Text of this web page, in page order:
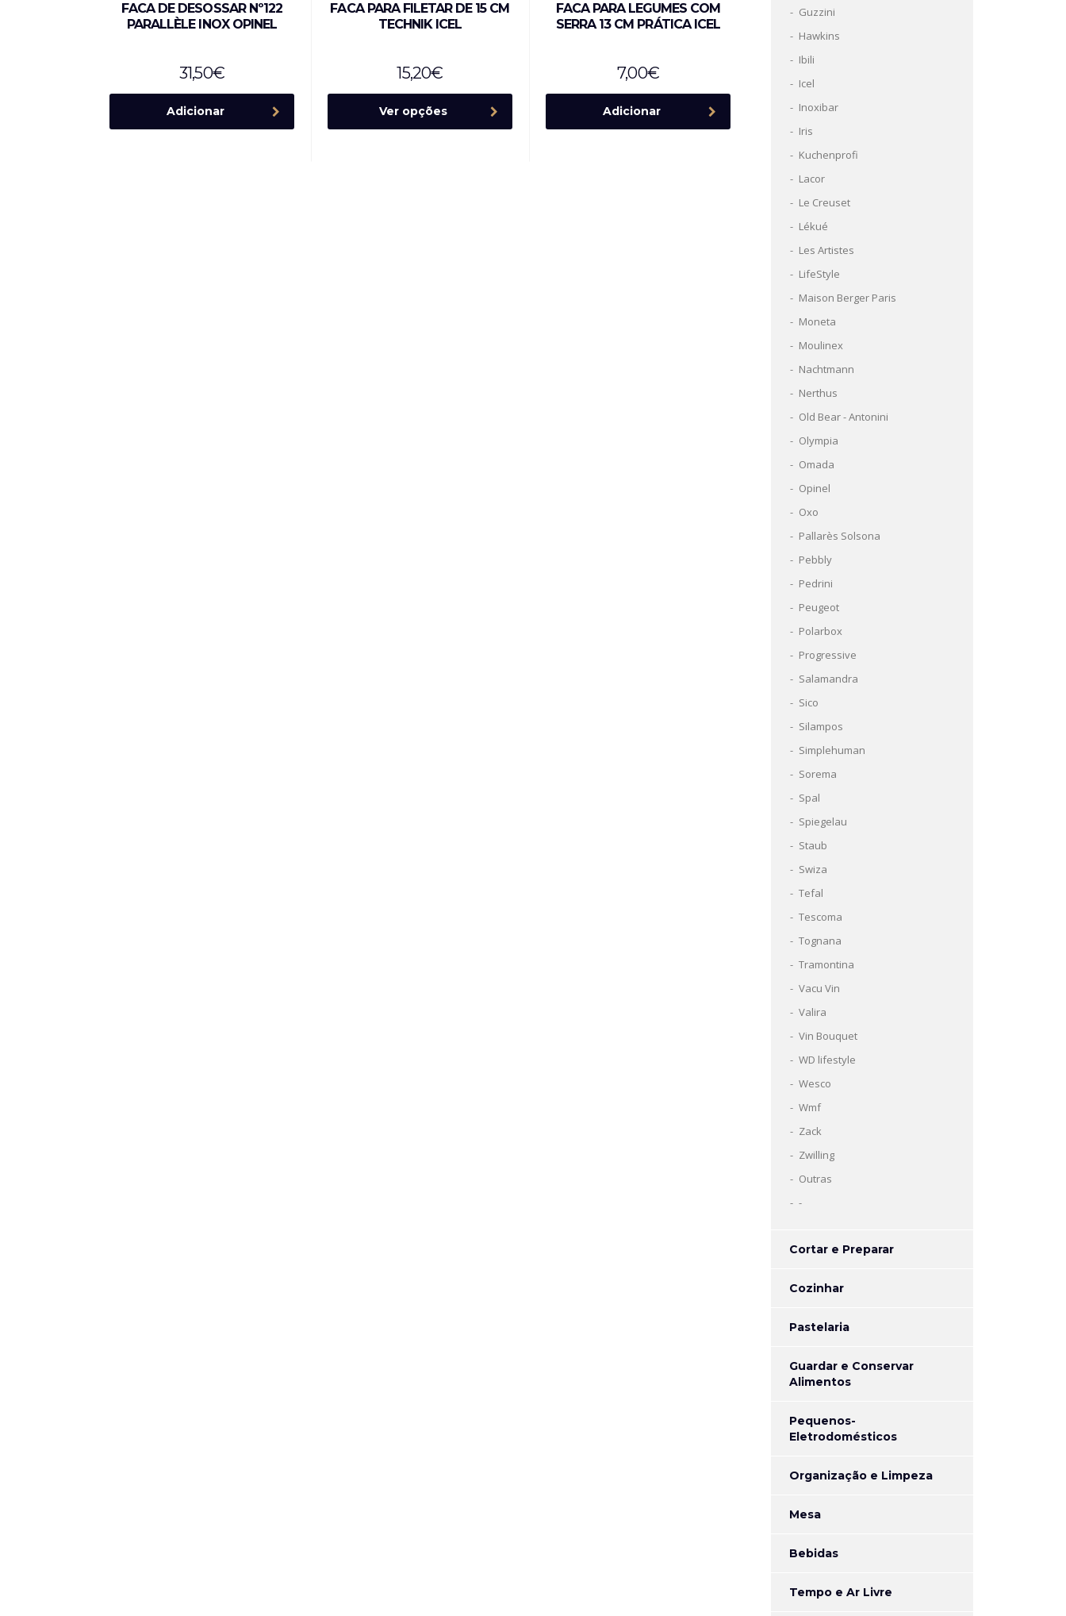
FACA DE DESOSSAR Nº122
PARALLÈLE INOX OPINEL
31,50€
Adicionar
FACA PARA FILETAR DE 15 CM
TECHNIK ICEL
15,20€
Ver opções
FACA PARA LEGUMES COM
SERRA 13 CM PRÁTICA ICEL
7,00€
Adicionar
Guzzini
Hawkins
Ibili
Icel
Inoxibar
Iris
Kuchenprofi
Lacor
Le Creuset
Lékué
Les Artistes
LifeStyle
Maison Berger Paris
Moneta
Moulinex
Nachtmann
Nerthus
Old Bear - Antonini
Olympia
Omada
Opinel
Oxo
Pallarès Solsona
Pebbly
Pedrini
Peugeot
Polarbox
Progressive
Salamandra
Sico
Silampos
Simplehuman
Sorema
Spal
Spiegelau
Staub
Swiza
Tefal
Tescoma
Tognana
Tramontina
Vacu Vin
Valira
Vin Bouquet
WD lifestyle
Wesco
Wmf
Zack
Zwilling
Outras
-
Cortar e Preparar
Cozinhar
Pastelaria
Guardar e Conservar
Alimentos
Pequenos-
Eletrodomésticos
Organização e Limpeza
Mesa
Bebidas
Tempo e Ar Livre